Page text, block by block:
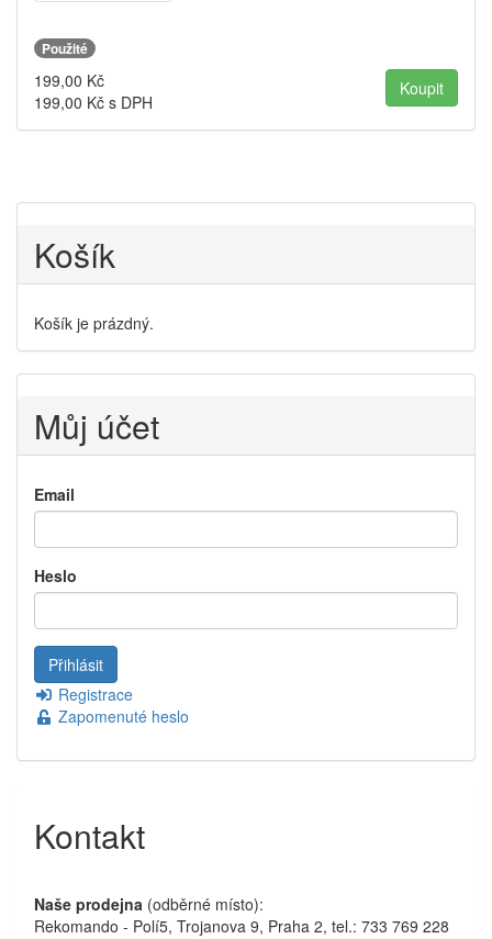
Použité
199,00 Kč
199,00 Kč s DPH
Košík
Košík je prázdný.
Můj účet
Email
Heslo
Registrace
Zapomenuté heslo
Kontakt
Naše prodejna (odběrné místo):
Rekomando - Polí5, Trojanova 9, Praha 2, tel.: 733 769 228